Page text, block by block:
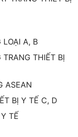
LOẠI A, B
THIẾT BỊ
ASEAN
BỊ Y TẾ C, D
TẾ